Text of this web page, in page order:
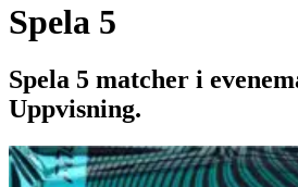
Spela 5
Spela 5 matcher i
Uppvisning.